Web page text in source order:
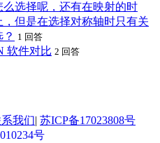
选择呢，还有在映射的时
但是在选择对称轴时只有关
1 回答
软件对比 2 回答
我们| 苏ICP备17023808号
号